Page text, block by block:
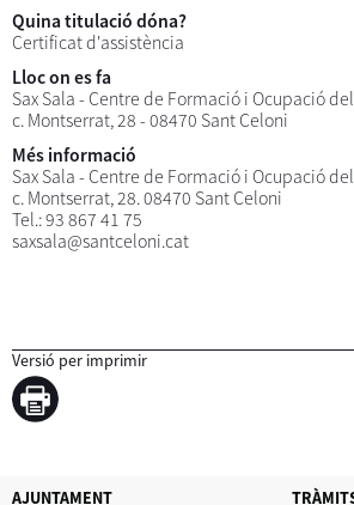
Quina titulació dóna?
Certificat d'assistència
Lloc on es fa
Sax Sala - Centre de Formació i Ocupació
c. Montserrat, 28 - 08470 Sant Celoni
Més informació
Sax Sala - Centre de Formació i Ocupació
c. Montserrat, 28. 08470 Sant Celoni
Tel.: 93 867 41 75
saxsala@santceloni.cat
Versió per imprimir
AJUNTAMENT